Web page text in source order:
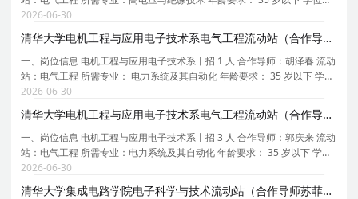
求：博士 1． 拟从事研究内容或研究计划：先进电力装备关键技术研究；
2． 多物理场耦合仿真分析； 3． 直流绝
2026-06-30
清华大学电机工程与应用电子技术系电气工程流动站（合作导师胡泽春）2026年招聘1名博士后
一、岗位信息 电机工程与应用电子技术系丨招 1 人 合作导师：胡泽春 流动
站：电气工程 所需专业： 电力系统及其自动化 年龄要求： 35 岁以下 学位
要求：博士 拟从事研究内容或研究计划：电力系统源网荷储协同调度与控
制 二、任职要求： 1 、 具有博士学位，
2026-06-30
清华大学电机工程与应用电子技术系电气工程流动站（合作导师郭庆来）2026年招聘3名博士后
一、岗位信息 电机工程与应用电子技术系丨招 3 人 合作导师：郭庆来 流动
站：电气工程 所需专业：电力系统及其自动化 年龄要求： 35 岁以下 学位
要求：博士 拟从事研究内容或研究计划：新型电力系统安全与韧性防御体
系研究，计算机，网络空间安全 二、任职要
2026-06-30
清华大学集成电路学院电子科学与技术流动站（合作导师苏菲）2026年招聘2名博士后